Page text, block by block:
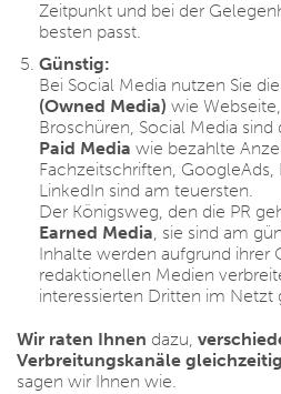
Zeitpunkt und bei der
besten passt.
Günstig:
Bei Social Media nutzen Sie
(Owned Media) wie
Broschüren, Social Media sind
Paid Media wie bezahlte
Fachzeitschriften,
LinkedIn sind am teuersten.
Der Königsweg, den die PR
Earned Media, sie sind am
Inhalte werden aufgrund ihrer
redaktionellen Medien
interessierten Dritten im Netzt
Wir raten Ihnen dazu,
Verbreitungskanäle
sagen wir Ihnen wie.